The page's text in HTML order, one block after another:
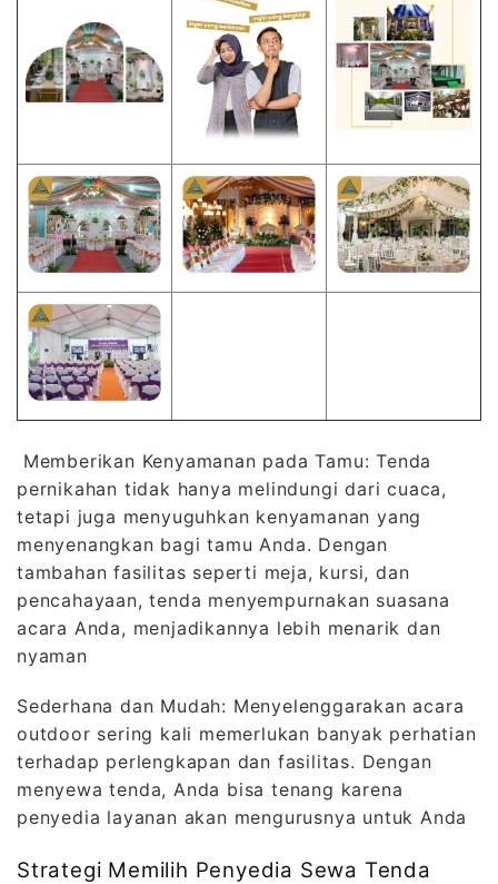
Memberikan Kenyamanan pada Tamu: Tenda
pernikahan tidak hanya melindungi dari cuaca,
tetapi juga menyuguhkan kenyamanan yang
menyenangkan bagi tamu Anda. Dengan
tambahan fasilitas seperti meja, kursi, dan
pencahayaan, tenda menyempurnakan suasana
acara Anda, menjadikannya lebih menarik dan
nyaman
Sederhana dan Mudah: Menyelenggarakan acara
outdoor sering kali memerlukan banyak perhatian
terhadap perlengkapan dan fasilitas. Dengan
menyewa tenda, Anda bisa tenang karena
penyedia layanan akan mengurusnya untuk Anda
Strategi Memilih Penyedia Sewa Tenda